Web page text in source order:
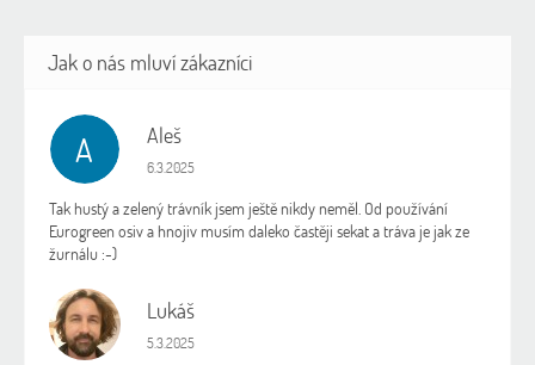
A Aleš
Hodnocení obchodu je 5 z 5 hvězdiček.
6.3.2025
Tak hustý a zelený trávník jsem ještě nikdy neměl. Od používání
Eurogreen osiv a hnojiv musím daleko častěji sekat a tráva je jak ze
žurnálu :-)
L Lukáš
Hodnocení obchodu je 5 z 5 hvězdiček.
5.3.2025